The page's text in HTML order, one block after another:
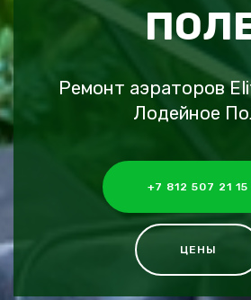
Ремонт аэраторов
Лодейное
+7 812 507 21 15
ЦЕНЫ